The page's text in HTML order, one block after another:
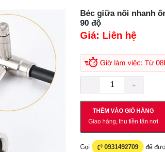
Béc giữa nối nhanh
90 độ
Giá: Liên hệ
Giờ làm việc: Từ
THÊM VÀO GIỎ HÀNG
Giao hàng, thu tiền tận nơi
Gọi 0931492709 để